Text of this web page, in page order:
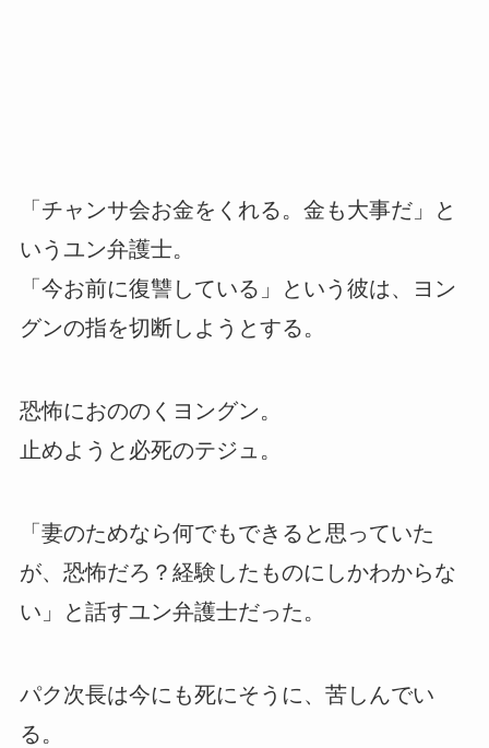
「チャンサ会お金をくれる。金も大事だ」と
いうユン弁護士。
「今お前に復讐している」という彼は、ヨン
グンの指を切断しようとする。
恐怖におののくヨングン。
止めようと必死のテジュ。
「妻のためなら何でもできると思っていた
が、恐怖だろ？経験したものにしかわからな
い」と話すユン弁護士だった。
パク次長は今にも死にそうに、苦しんでい
る。